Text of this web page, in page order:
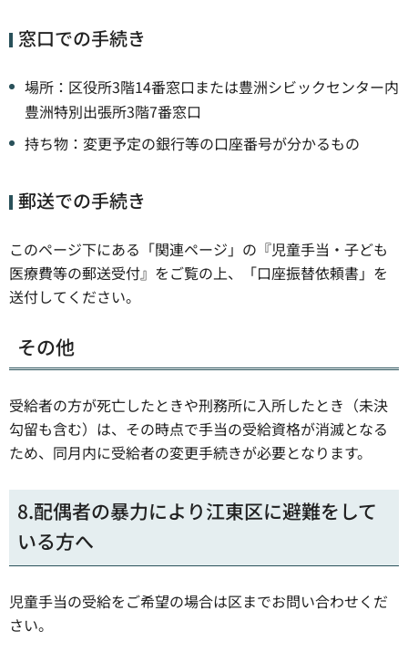
窓口での手続き
場所：区役所3階14番窓口または豊洲シビックセンター内
豊洲特別出張所3階7番窓口
持ち物：変更予定の銀行等の口座番号が分かるもの
郵送での手続き
このページ下にある「関連ページ」の『児童手当・子ども
医療費等の郵送受付』をご覧の上、「口座振替依頼書」を
送付してください。
その他
受給者の方が死亡したときや刑務所に入所したとき（未決
勾留も含む）は、その時点で手当の受給資格が消滅となる
ため、同月内に受給者の変更手続きが必要となります。
8.配偶者の暴力により江東区に避難をして
いる方へ
児童手当の受給をご希望の場合は区までお問い合わせくだ
さい。